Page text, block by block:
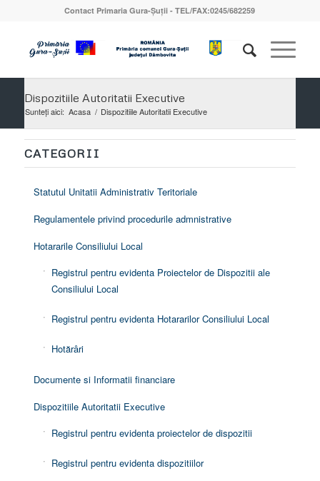
Contact Primaria Gura-Șuții - TEL/FAX:0245/682259
Dispozitiile Autoritatii Executive
Sunteți aici: Acasa / Dispozitiile Autoritatii Executive
CATEGORII
Statutul Unitatii Administrativ Teritoriale
Regulamentele privind procedurile admnistrative
Hotararile Consiliului Local
Registrul pentru evidenta Proiectelor de Dispozitii ale
Consiliului Local
Registrul pentru evidenta Hotararilor Consiliului Local
Hotărâri
Documente si Informatii financiare
Dispozitiile Autoritatii Executive
Registrul pentru evidenta proiectelor de dispozitii
Registrul pentru evidenta dispozitiilor